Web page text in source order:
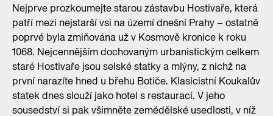
Nejprve prozkoumejte starou zástavbu Hostivaře, která
patří mezi nejstarší vsi na území dnešní Prahy – ostatně
poprvé byla zmiňována už v Kosmově kronice k roku
1068. Nejcennějším dochovaným urbanistickým celkem
staré Hostivaře jsou selské statky a mlýny, z nichž na
první narazíte hned u břehu Botiče. Klasicistní Koukalův
statek dnes slouží jako hotel s restaurací. V jeho
sousedství si pak všimněte zemědělské usedlosti, v níž